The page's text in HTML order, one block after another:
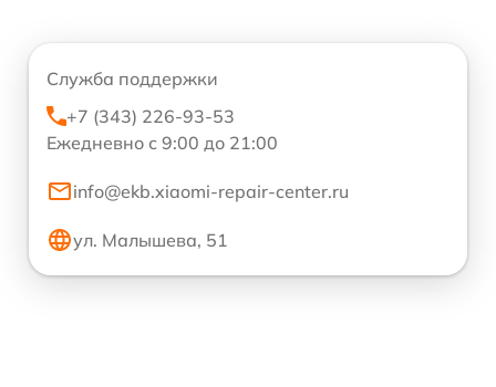
Служба поддержки
+7 (343) 226-93-53
Ежедневно с 9:00 до 21:00
info@ekb.xiaomi-repair-center.ru
ул. Малышева, 51